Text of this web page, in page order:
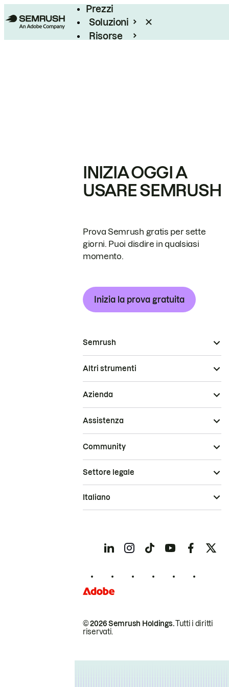
Prezzi
Soluzioni
Risorse
INIZIA OGGI A
USARE SEMRUSH
Prova Semrush gratis per sette
giorni. Puoi disdire in qualsiasi
momento.
Inizia la prova gratuita
Semrush
Altri strumenti
Azienda
Assistenza
Community
© 2026 Semrush Holdings.Tutti i diritti
riservati.
Settore legale
Italiano